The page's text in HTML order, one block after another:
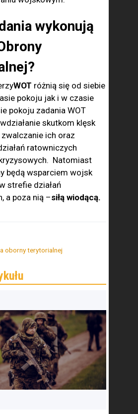
wykonują
WOT różnią się od siebie
pokoju jak i w czasie
pokoju zadania WOT
skutkom klęsk
ich oraz
ratowniczych
Natomiast
będą wsparciem wojsk
strefie działań
a poza nią –siłą wiodącą.
oborny terytorialnej